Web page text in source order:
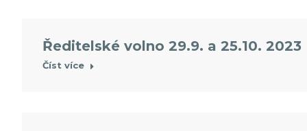
Ředitelské volno 29.9. a 25.10. 2023
Číst více